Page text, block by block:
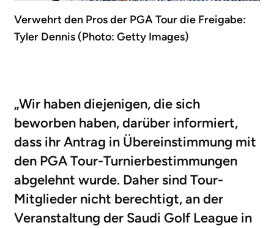
Verwehrt den Pros der PGA Tour die Freigabe:
Tyler Dennis (Photo: Getty Images)
„Wir haben diejenigen, die sich
beworben haben, darüber informiert,
dass ihr Antrag in Übereinstimmung mit
den PGA Tour-Turnierbestimmungen
abgelehnt wurde. Daher sind Tour-
Mitglieder nicht berechtigt, an der
Veranstaltung der Saudi Golf League in